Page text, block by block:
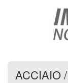
ACCIAIO/